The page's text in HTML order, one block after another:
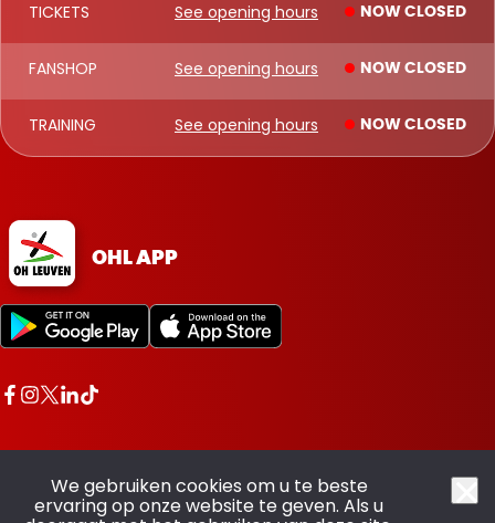
TICKETS See opening hours NOW CLOSED
FANSHOP See opening hours NOW CLOSED
TRAINING See opening hours NOW CLOSED
OHL APP
We gebruiken cookies om u te beste
ervaring op onze website te geven. Als u